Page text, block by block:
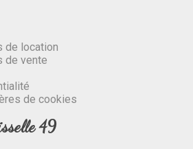
de location
de vente
de cookies
49